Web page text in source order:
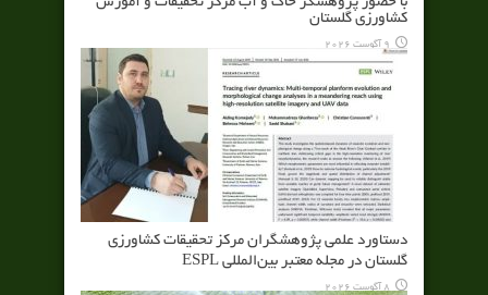
کشاورزی گلستان
9 آگوست 2026
دستاورد علمی پژوهشگران مرکز تحقیقات کشاورزی
گلستان در مجله معتبر بین‌المللی ESPL
8 آگوست 2026